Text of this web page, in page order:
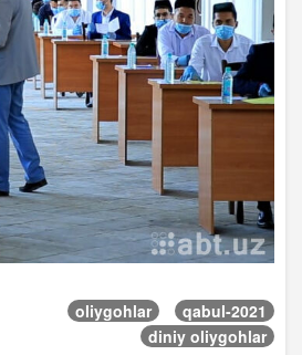
oliygohlar
qabul-2021
diniy oliygohlar